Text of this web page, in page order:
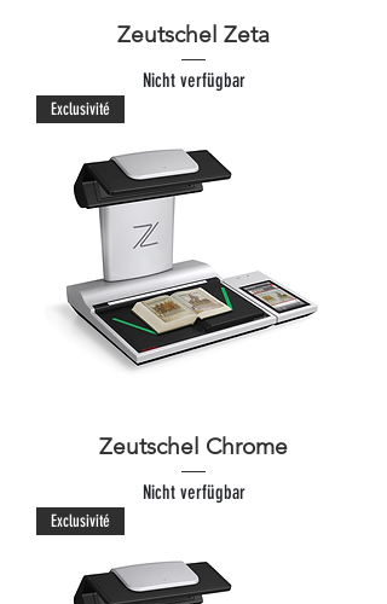
Zeutschel Zeta
Nicht verfügbar
Exclusivité
Zeutschel Chrome
Nicht verfügbar
Exclusivité